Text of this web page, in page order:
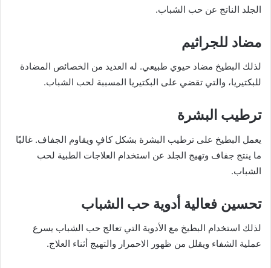
الجلد الناتج عن حب الشباب.
مضاد للجراثيم
لذلك البطيخ مضاد حيوي طبيعي. له العديد من الخصائص المضادة
للبكتيريا، والتي تقضي على البكتيريا المسببة لحب الشباب.
ترطيب البشرة
يعمل البطيخ على ترطيب البشرة بشكل كافٍ ويقاوم الجفاف. غالبًا
ما ينتج جفاف وتهيج الجلد عن استخدام العلاجات الطبية لحب
الشباب.
تحسين فعالية أدوية حب الشباب
لذلك استخدام البطيخ مع الأدوية التي تعالج حب الشباب يسرع
عملية الشفاء ويقلل من ظهور الاحمرار والتهيج أثناء العلاج.